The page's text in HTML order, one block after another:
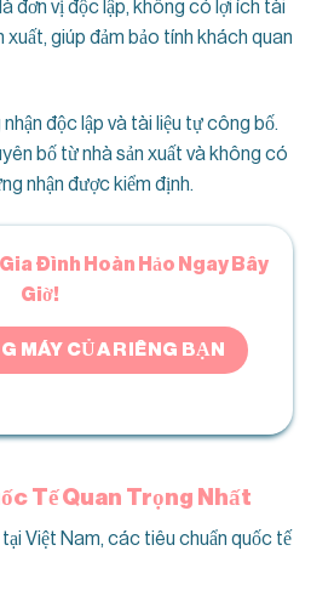
đơn vị độc lập, không có lợi ích tài
xuất, giúp đảm bảo tính khách quan
độc lập và tài liệu tự công bố.
bố từ nhà sản xuất và không có
nhận được kiểm định.
Đình Hoàn Hảo Ngay Bây
Giờ!
MÁY CỦA RIÊNG BẠN
Tế Quan Trọng Nhất
Việt Nam, các tiêu chuẩn quốc tế